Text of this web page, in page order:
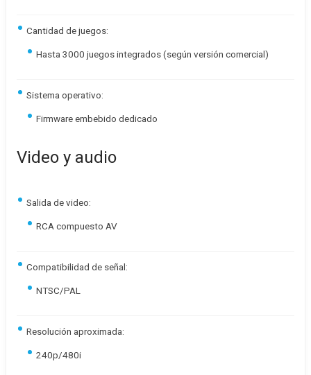
Cantidad de juegos:
Hasta 3000 juegos integrados (según versión comercial)
Sistema operativo:
Firmware embebido dedicado
Video y audio
Salida de video:
RCA compuesto AV
Compatibilidad de señal:
NTSC/PAL
Resolución aproximada:
240p/480i